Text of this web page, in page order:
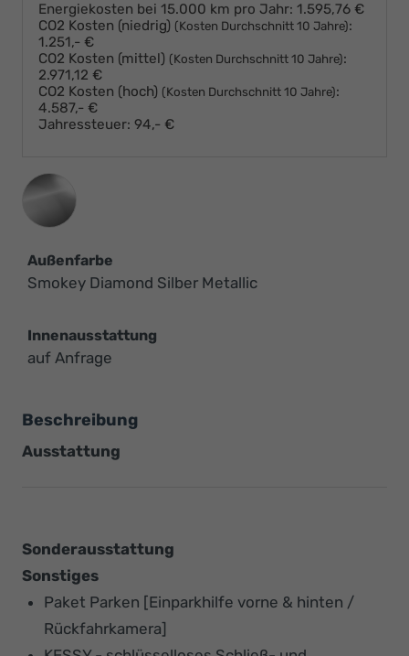
Energiekosten bei 15.000 km pro Jahr: 1.595,76 €
CO2 Kosten (niedrig) (Kosten Durchschnitt 10 Jahre):
1.251,- €
CO2 Kosten (mittel) (Kosten Durchschnitt 10 Jahre):
2.971,12 €
CO2 Kosten (hoch) (Kosten Durchschnitt 10 Jahre):
4.587,- €
Jahressteuer: 94,- €
Außenfarbe
Smokey Diamond Silber Metallic
Innenausstattung
auf Anfrage
Beschreibung
Ausstattung
Sonderausstattung
Sonstiges
Paket Parken [Einparkhilfe vorne & hinten /
Rückfahrkamera]